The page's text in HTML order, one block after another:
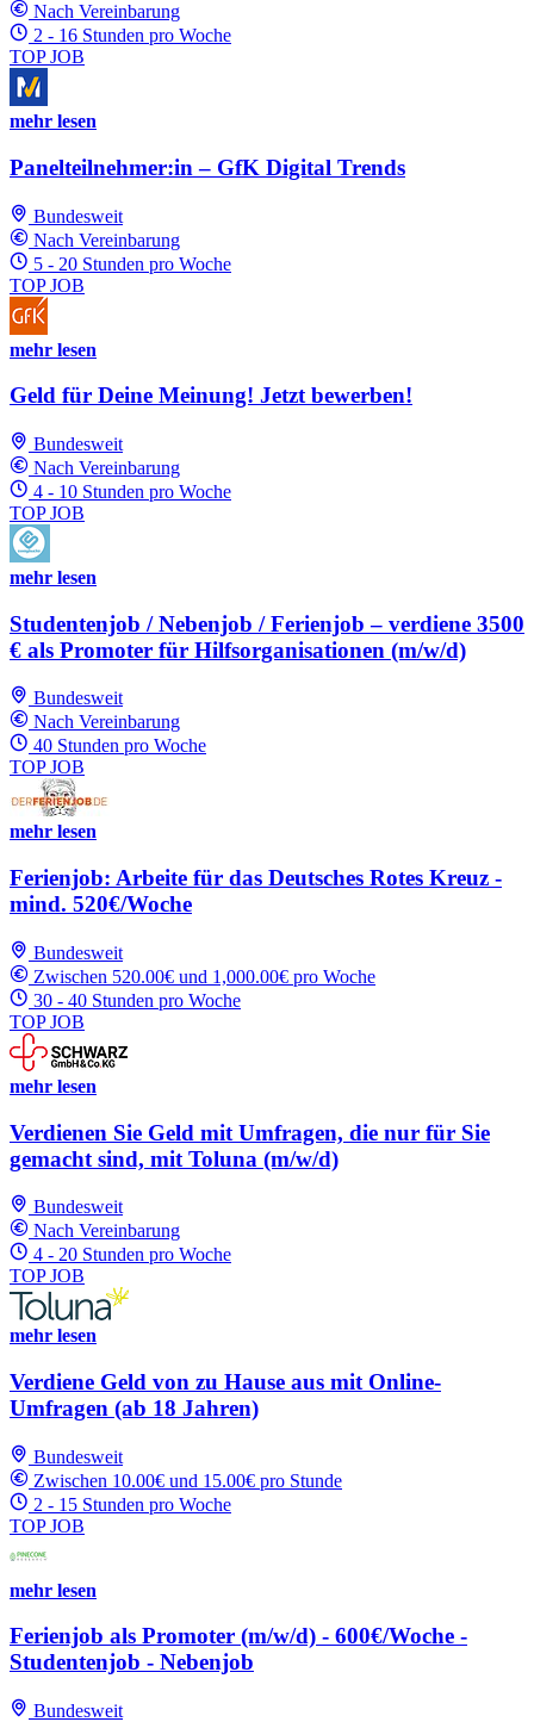
Nach Vereinbarung
2 - 16 Stunden pro Woche
TOP JOB
mehr lesen
Panelteilnehmer:in – GfK Digital Trends
Bundesweit
Nach Vereinbarung
5 - 20 Stunden pro Woche
TOP JOB
mehr lesen
Geld für Deine Meinung! Jetzt bewerben!
Bundesweit
Nach Vereinbarung
4 - 10 Stunden pro Woche
TOP JOB
mehr lesen
Studentenjob / Nebenjob / Ferienjob – verdiene 3500
€ als Promoter für Hilfsorganisationen (m/w/d)
Bundesweit
Nach Vereinbarung
40 Stunden pro Woche
TOP JOB
mehr lesen
Ferienjob: Arbeite für das Deutsches Rotes Kreuz -
mind. 520€/Woche
Bundesweit
Zwischen 520.00€ und 1,000.00€ pro Woche
30 - 40 Stunden pro Woche
TOP JOB
mehr lesen
Verdienen Sie Geld mit Umfragen, die nur für Sie
gemacht sind, mit Toluna (m/w/d)
Bundesweit
Nach Vereinbarung
4 - 20 Stunden pro Woche
TOP JOB
mehr lesen
Verdiene Geld von zu Hause aus mit Online-
Umfragen (ab 18 Jahren)
Bundesweit
Zwischen 10.00€ und 15.00€ pro Stunde
2 - 15 Stunden pro Woche
TOP JOB
mehr lesen
Ferienjob als Promoter (m/w/d) - 600€/Woche -
Studentenjob - Nebenjob
Bundesweit